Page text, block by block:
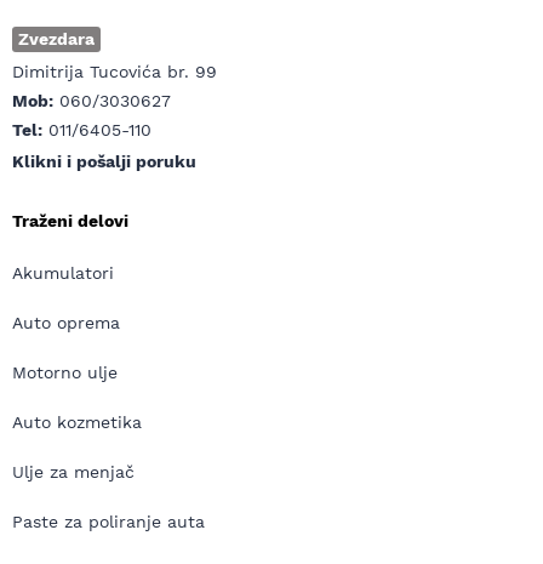
Zvezdara
Dimitrija Tucovića br. 99
Mob: 060/3030627
Tel: 011/6405-110
Klikni i pošalji poruku
Traženi delovi
Akumulatori
Auto oprema
Motorno ulje
Auto kozmetika
Ulje za menjač
Paste za poliranje auta